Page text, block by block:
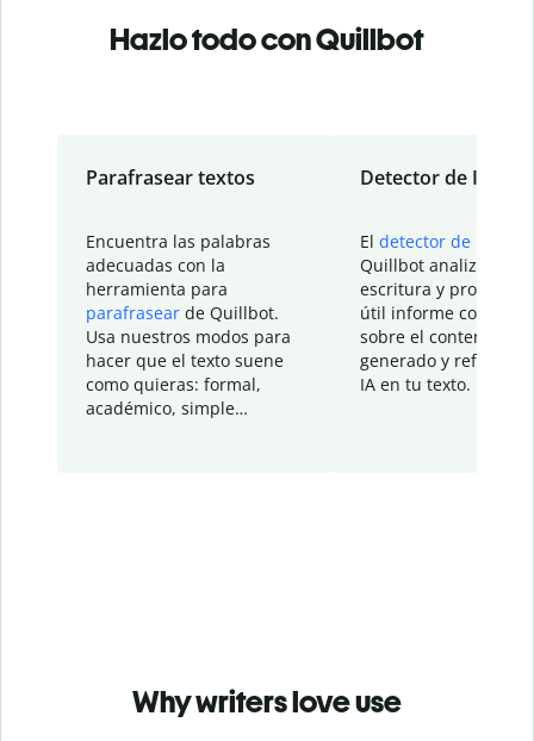
Hazlo todo con Quillbot
Parafrasear textos
Encuentra las palabras
adecuadas con la
herramienta para
parafrasear de Quillbot.
Usa nuestros modos para
hacer que el texto suene
como quieras: formal,
académico, simple…
Detector de IA
El detector de IA
Quillbot analiza tu
escritura y
útil informe con
sobre el contenido
generado y refinado
IA en tu texto.
Why writers love use